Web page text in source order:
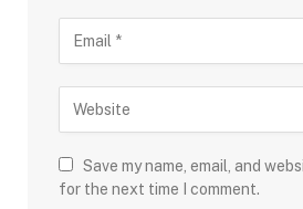
Save my name, email, and
for the next time I comment.